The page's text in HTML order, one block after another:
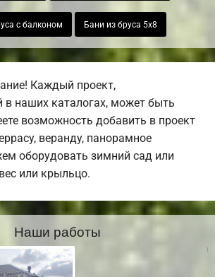
с балконом Бани из бруса 5х8
Каждый проект,
в наших каталогах, может быть
возможность добавить в проект
веранду, панорамное
оборудовать зимний сад или
или крыльцо.
Наши работы